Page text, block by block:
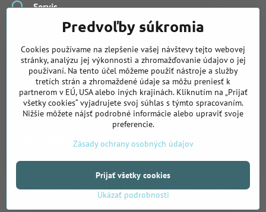
Servis
Ján Šuľan - vedúci servisného oddelenia
Kevin Bodor
Peter Protuš, Michal Fekiač (notebooky, dash kamery)
Juraj Kučera
Pobočka pre Východné Slovensko
Slovenská 26, Košice
Ing. Stanislav Kuľaša
telefón: +421 905 122 239
Podmienky spolupráce
©2026Copyright
Predvoľby súkromiaZásady ochrany osobných údajov
Vytvorené pomocou:BiznisWeb.sk
Predvoľby súkromia
Cookies používame na zlepšenie vašej návštevy tejto webovej
stránky, analýzu jej výkonnosti a zhromažďovanie údajov o jej
používaní. Na tento účel môžeme použiť nástroje a služby
tretích strán a zhromaždené údaje sa môžu preniesť k
partnerom v EÚ, USA alebo iných krajinách. Kliknutím na „Prijať
všetky cookies“ vyjadrujete svoj súhlas s týmto spracovaním.
Nižšie môžete nájsť podrobné informácie alebo upraviť svoje
preferencie.
Zásady ochrany osobných údajov
Ukázať podrobnosti
Prijať všetky cookies